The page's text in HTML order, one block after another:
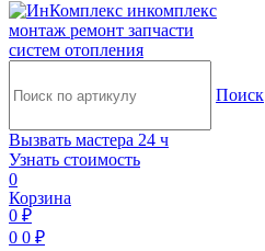
инкомплекс
монтаж ремонт запчасти
систем отопления
Поиск
Вызвать мастера 24 ч
Узнать стоимость
0
Корзина
0 ₽
0 0 ₽